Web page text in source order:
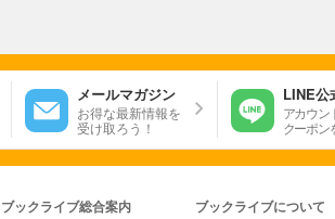
メールマガジン
お得な最新情報を
受け取ろう！
LINE公
アカウン
クーポン
ブックライブ総合案内 ブックライブについて